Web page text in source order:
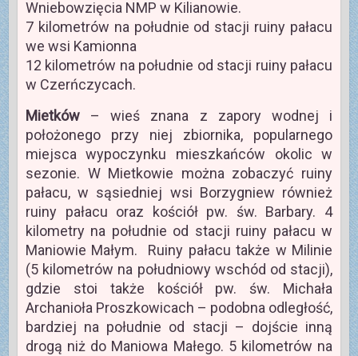
Wniebowzięcia NMP w Kilianowie.
7 kilometrów na południe od stacji ruiny pałacu
we wsi Kamionna
12 kilometrów na południe od stacji ruiny pałacu
w Czerńczycach.
Mietków– wieś znana z zapory wodnej i
położonego przy niej zbiornika, popularnego
miejsca wypoczynku mieszkańców okolic w
sezonie. W Mietkowie można zobaczyć ruiny
pałacu, w sąsiedniej wsi Borzygniew również
ruiny pałacu oraz kościół pw. św. Barbary. 4
kilometry na południe od stacji ruiny pałacu w
Maniowie Małym. Ruiny pałacu także w Milinie
(5 kilometrów na południowy wschód od stacji),
gdzie stoi także kościół pw. św. Michała
Archanioła Proszkowicach – podobna odległość,
bardziej na południe od stacji – dojście inną
drogą niż do Maniowa Małego. 5 kilometrów na